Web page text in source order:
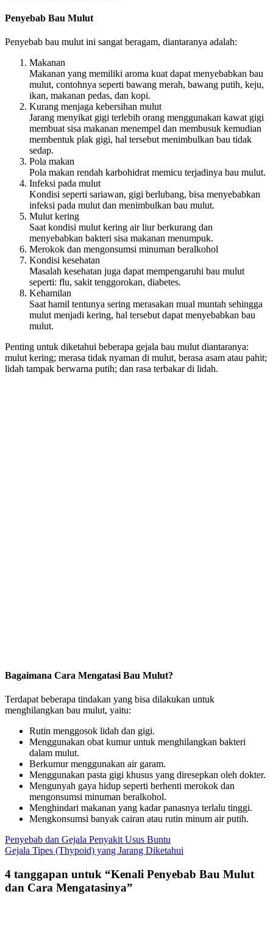
Penyebab Bau Mulut
Penyebab bau mulut ini sangat beragam, diantaranya adalah:
Makanan
Makanan yang memiliki aroma kuat dapat menyebabkan bau
mulut, contohnya seperti bawang merah, bawang putih, keju,
ikan, makanan pedas, dan kopi.
Kurang menjaga kebersihan mulut
Jarang menyikat gigi terlebih orang menggunakan kawat gigi
membuat sisa makanan menempel dan membusuk kemudian
membentuk plak gigi, hal tersebut menimbulkan bau tidak
sedap.
Pola makan
Pola makan rendah karbohidrat memicu terjadinya bau mulut.
Infeksi pada mulut
Kondisi seperti sariawan, gigi berlubang, bisa menyebabkan
infeksi pada mulut dan menimbulkan bau mulut.
Mulut kering
Saat kondisi mulut kering air liur berkurang dan
menyebabkan bakteri sisa makanan menumpuk.
Merokok dan mengonsumsi minuman beralkohol
Kondisi kesehatan
Masalah kesehatan juga dapat mempengaruhi bau mulut
seperti: flu, sakit tenggorokan, diabetes.
Kehamilan
Saat hamil tentunya sering merasakan mual muntah sehingga
mulut menjadi kering, hal tersebut dapat menyebabkan bau
mulut.
Penting untuk diketahui beberapa gejala bau mulut diantaranya:
mulut kering; merasa tidak nyaman di mulut, berasa asam atau pahit;
lidah tampak berwarna putih; dan rasa terbakar di lidah.
Bagaimana Cara Mengatasi Bau Mulut?
Terdapat beberapa tindakan yang bisa dilakukan untuk
menghilangkan bau mulut, yaitu:
Rutin menggosok lidah dan gigi.
Menggunakan obat kumur untuk menghilangkan bakteri
dalam mulut.
Berkumur menggunakan air garam.
Menggunakan pasta gigi khusus yang diresepkan oleh dokter.
Mengunyah gaya hidup seperti berhenti merokok dan
mengonsumsi minuman beralkohol.
Menghindari makanan yang kadar panasnya terlalu tinggi.
Mengkonsumsi banyak cairan atau rutin minum air putih.
Navigasi
pos
Penyebab dan Gejala Penyakit Usus Buntu
Gejala Tipes (Thypoid) yang Jarang Diketahui
4 tanggapan untuk “Kenali Penyebab Bau Mulut
dan Cara Mengatasinya”